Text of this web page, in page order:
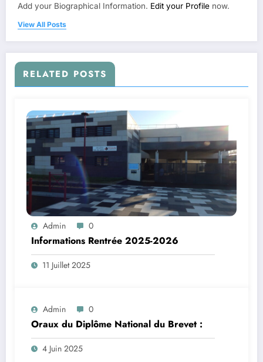
Add your Biographical Information. Edit your Profile now.
View All Posts
RELATED POSTS
Admin 0
Informations Rentrée 2025-2026
11 Juillet 2025
Admin 0
Oraux du Diplôme National du Brevet :
4 Juin 2025